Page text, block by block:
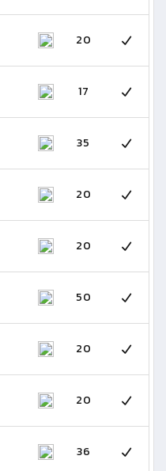
20
17
35
20
20
50
20
20
36